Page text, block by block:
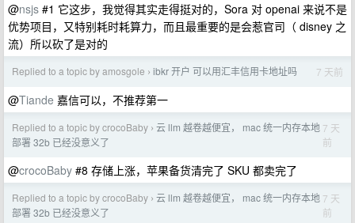
@nsjs #1 它这步，我觉得其实走得挺对的，Sora 对 openai 来说不是
优势项目，又特别耗时耗算力，而且最重要的是会惹官司（ disney 之
流）所以砍了是对的
Replied to a topic by amosgole › ibkr 开户 可以用汇丰信用卡地址吗 7 天前
@Tiande 嘉信可以，不推荐第一
Replied to a topic by crocoBaby › 云 llm 越卷越便宜， mac 统一内存本地
部署 32b 已经没意义了
7 天
前
@crocoBaby #8 存储上涨，苹果备货清完了 SKU 都卖完了
Replied to a topic by crocoBaby › 云 llm 越卷越便宜， mac 统一内存本地
部署 32b 已经没意义了
7 天
前